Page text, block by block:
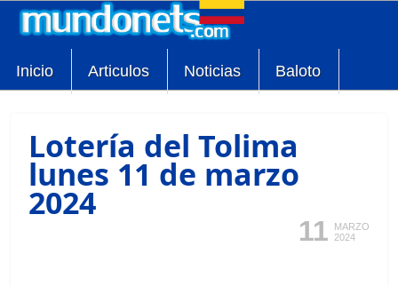
Inicio Articulos Noticias Baloto
Lotería del Tolima
lunes 11 de marzo
2024
11
MARZO
2024